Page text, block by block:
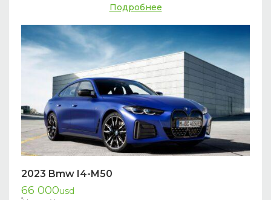
Подробнее
2023 Bmw I4-M50
66 000usd